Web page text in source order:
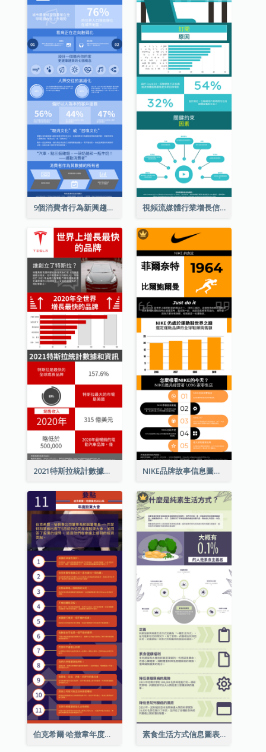
9個消費者行為新興趨勢信息圖表 視頻流媒體行業增長信息圖表
2021特斯拉統計數據和資訊信息圖表 NIKE品牌故事信息圖表
伯克希爾·哈撒韋年度股東大會的11個要點 素食生活方式信息圖表